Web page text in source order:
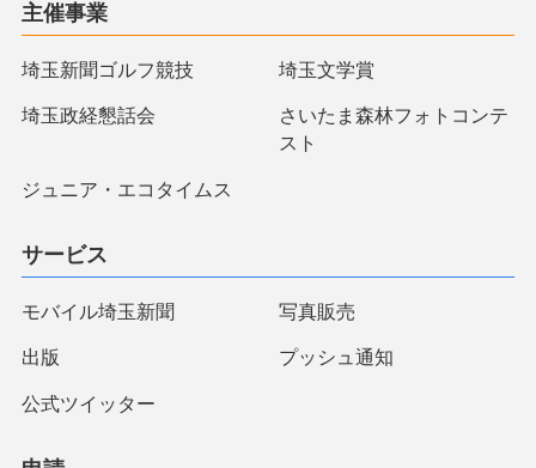
主催事業
埼玉新聞ゴルフ競技 埼玉文学賞
埼玉政経懇話会
さいたま森林フォトコンテ
スト
ジュニア・エコタイムス
サービス
モバイル埼玉新聞 写真販売
出版 プッシュ通知
公式ツイッター